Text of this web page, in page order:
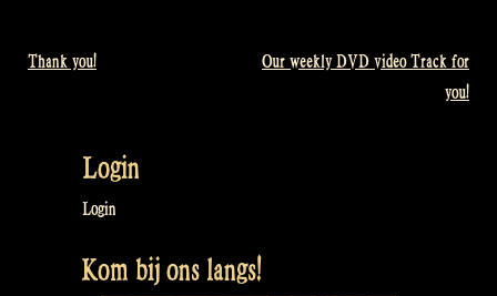
Bericht
Thank you!
Our weekly DVD video Track for
you!
Login
Login
Kom bij ons langs!